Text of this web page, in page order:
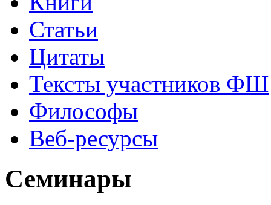
Статьи
Цитаты
Тексты участников ФШ
Философы
Веб-ресурсы
Семинары